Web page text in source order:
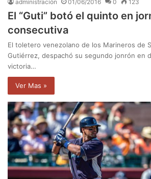
administración 01/06/2016 0 123
El “Guti” botó el quinto en
consecutiva
El toletero venezolano de los Marineros de
Gutiérrez, despachó su segundo jonrón en
victoria…
Ver Mas »